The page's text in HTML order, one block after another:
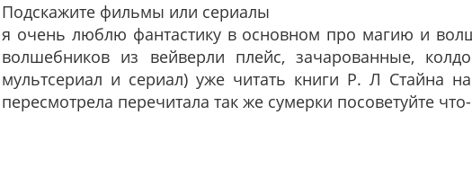
Подскажите фильмы или сериалы
я очень люблю фантастику в основном про магию и
волшебников из вейверли плейс, зачарованные,
мультсериал и сериал) уже читать книги Р. Л Стайна
пересмотрела перечитала так же сумерки посоветуйте